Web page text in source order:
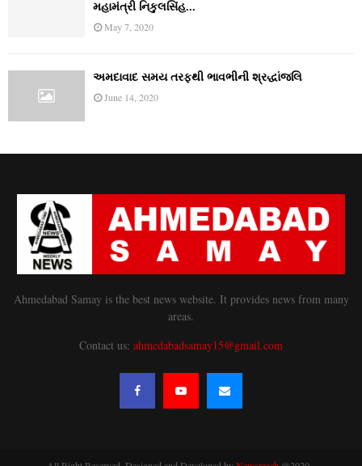
મહામંત્રી નિકુલસિંહ...
May 7, 2020
અમદાવાદ સમય તરફથી ભાવભીની શ્રદ્ધાંજલિ
June 14, 2020
Ahmedabad Samay is the best news website. It provides news from many
areas.
Contact us: ahmedabadsamay15@gmail.com